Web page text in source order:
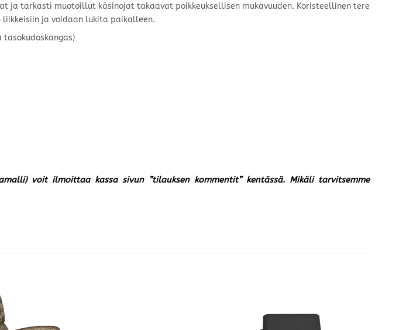
ja tarkasti muotoillut käsinojat takaavat poikkeuksellisen mukavuuden. Koristeellinen tere
ja voidaan lukita paikalleen.
tasokudoskangas)
voit ilmoittaa kassa sivun ”tilauksen kommentit” kentässä. Mikäli tarvitsemme